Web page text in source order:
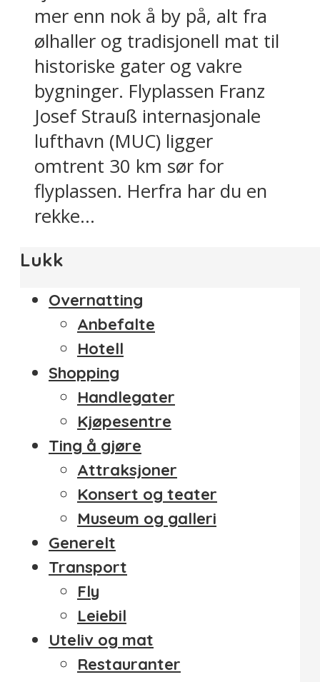
mer enn nok å by på, alt fra
ølhaller og tradisjonell mat til
historiske gater og vakre
bygninger. Flyplassen Franz
Josef Strauß internasjonale
lufthavn (MUC) ligger
omtrent 30 km sør for
flyplassen. Herfra har du en
rekke...
Lukk
Overnatting
Anbefalte
Hotell
Shopping
Handlegater
Kjøpesentre
Ting å gjøre
Attraksjoner
Konsert og teater
Museum og galleri
Generelt
Transport
Fly
Leiebil
Uteliv og mat
Restauranter